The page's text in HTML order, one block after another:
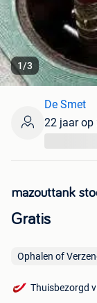
1/3
mazouttank
Gratis
Ophalen of
Thuisbezorgd
De Smet
22 jaar op